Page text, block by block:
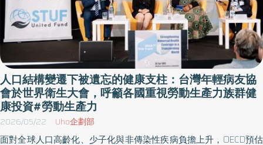
人口結構變遷下被遺忘的健康支柱：台灣年輕病友協
會於世界衛生大會，呼籲各國重視勞動生產力族群健
康投資#勞動生產力
2026/05/22 Uho企劃部
面對全球人口高齡化、少子化與非傳染性疾病負擔上升，OECD預估